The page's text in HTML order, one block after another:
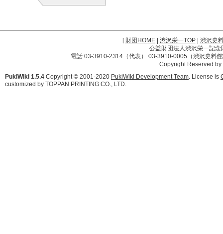
[財団HOME| 渋沢栄一TOP| 渋沢史
公益財団法人渋沢栄一記
電話:03-3910-2314（代表） 03-3910-0005（渋沢史料
Copyright Reserved
PukiWiki 1.5.4 Copyright © 2001-2020 PukiWiki Development Team. License is
customized by TOPPAN PRINTING CO., LTD.